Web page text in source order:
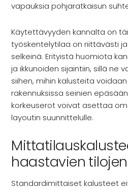
vapauksia pohjaratkaisun
Käytettävyyden kannalta on
työskentelytilaa on riittävästi
selkeinä. Erityistä huomiota
ja ikkunoiden sijaintiin, sillä ne
siihen, mihin kalusteita
rakennuksissa seinien
korkeuserot voivat asettaa
layoutin suunnittelulle.
haastavien
Standardimittaiset kalusteet